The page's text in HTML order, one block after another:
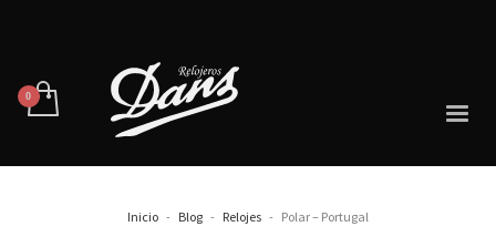
Inicio Blog Relojes Polar – Portugal